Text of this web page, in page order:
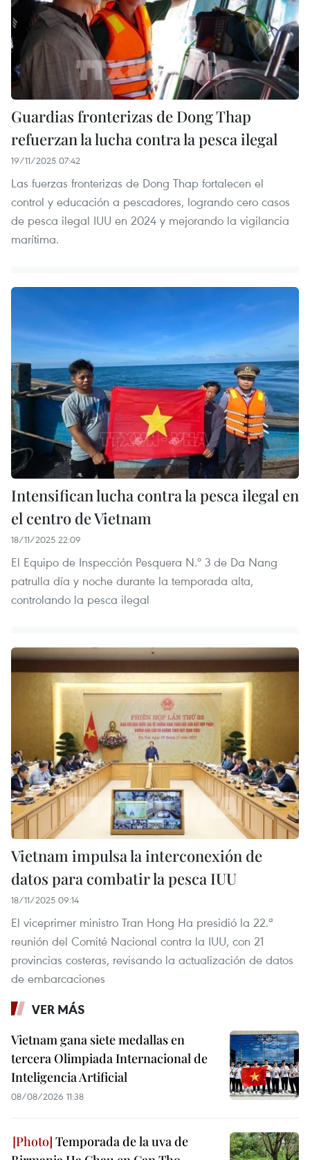
Guardias fronterizas de Dong Thap
refuerzan la lucha contra la pesca ilegal
19/11/2025 07:42
Las fuerzas fronterizas de Dong Thap fortalecen el
control y educación a pescadores, logrando cero casos
de pesca ilegal IUU en 2024 y mejorando la vigilancia
marítima.
Intensifican lucha contra la pesca ilegal en
el centro de Vietnam
18/11/2025 22:09
El Equipo de Inspección Pesquera N.º 3 de Da Nang
patrulla día y noche durante la temporada alta,
controlando la pesca ilegal
Vietnam impulsa la interconexión de
datos para combatir la pesca IUU
18/11/2025 09:14
El viceprimer ministro Tran Hong Ha presidió la 22.ª
reunión del Comité Nacional contra la IUU, con 21
provincias costeras, revisando la actualización de datos
de embarcaciones
VER MÁS
Vietnam gana siete medallas en
tercera Olimpiada Internacional de
Inteligencia Artificial
08/08/2026 11:38
Temporada de la uva de